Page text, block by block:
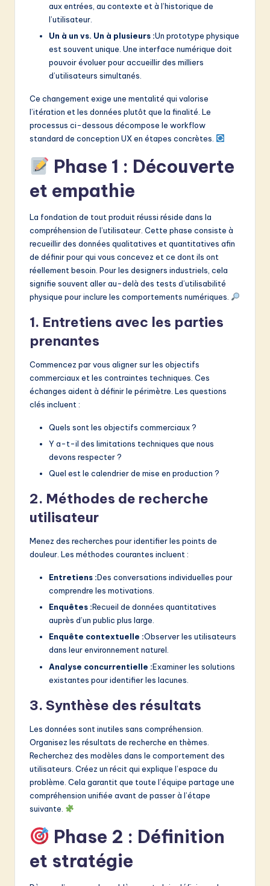
aux entrées, au contexte et à l’historique de
l’utilisateur.
Un à un vs. Un à plusieurs :Un prototype physique
est souvent unique. Une interface numérique doit
pouvoir évoluer pour accueillir des milliers
d’utilisateurs simultanés.
Ce changement exige une mentalité qui valorise
l’itération et les données plutôt que la finalité. Le
processus ci-dessous décompose le workflow
standard de conception UX en étapes concrètes.
Phase 1 : Découverte
et empathie
La fondation de tout produit réussi réside dans la
compréhension de l’utilisateur. Cette phase consiste à
recueillir des données qualitatives et quantitatives afin
de définir pour qui vous concevez et ce dont ils ont
réellement besoin. Pour les designers industriels, cela
signifie souvent aller au-delà des tests d’utilisabilité
physique pour inclure les comportements numériques.
1. Entretiens avec les parties
prenantes
Commencez par vous aligner sur les objectifs
commerciaux et les contraintes techniques. Ces
échanges aident à définir le périmètre. Les questions
clés incluent :
Quels sont les objectifs commerciaux ?
Y a-t-il des limitations techniques que nous
devons respecter ?
Quel est le calendrier de mise en production ?
2. Méthodes de recherche
utilisateur
Menez des recherches pour identifier les points de
douleur. Les méthodes courantes incluent :
Entretiens :Des conversations individuelles pour
comprendre les motivations.
Enquêtes :Recueil de données quantitatives
auprès d’un public plus large.
Enquête contextuelle :Observer les utilisateurs
dans leur environnement naturel.
Analyse concurrentielle :Examiner les solutions
existantes pour identifier les lacunes.
3. Synthèse des résultats
Les données sont inutiles sans compréhension.
Organisez les résultats de recherche en thèmes.
Recherchez des modèles dans le comportement des
utilisateurs. Créez un récit qui explique l’espace du
problème. Cela garantit que toute l’équipe partage une
compréhension unifiée avant de passer à l’étape
suivante.
Phase 2 : Définition
et stratégie